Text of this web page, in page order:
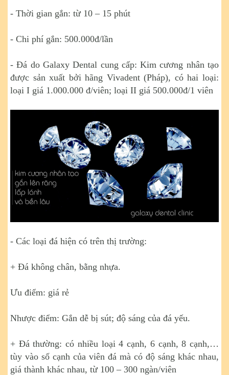
- Thời gian gắn: từ 10 – 15 phút
- Chi phí gắn: 500.000đ/lần
- Đá do Galaxy Dental cung cấp: Kim cương nhân tạo
được sản xuất bởi hãng Vivadent (Pháp), có hai loại:
loại I giá 1.000.000 đ/viên; loại II giá 500.000đ/1 viên
- Các loại đá hiện có trên thị trường:
+ Đá không chân, bằng nhựa.
Ưu điểm: giá rẻ
Nhược điểm: Gắn dễ bị sút; độ sáng của đá yếu.
+ Đá thường: có nhiều loại 4 cạnh, 6 cạnh, 8 cạnh,…
tùy vào số cạnh của viên đá mà có độ sáng khác nhau,
giá thành khác nhau, từ 100 – 300 ngàn/viên